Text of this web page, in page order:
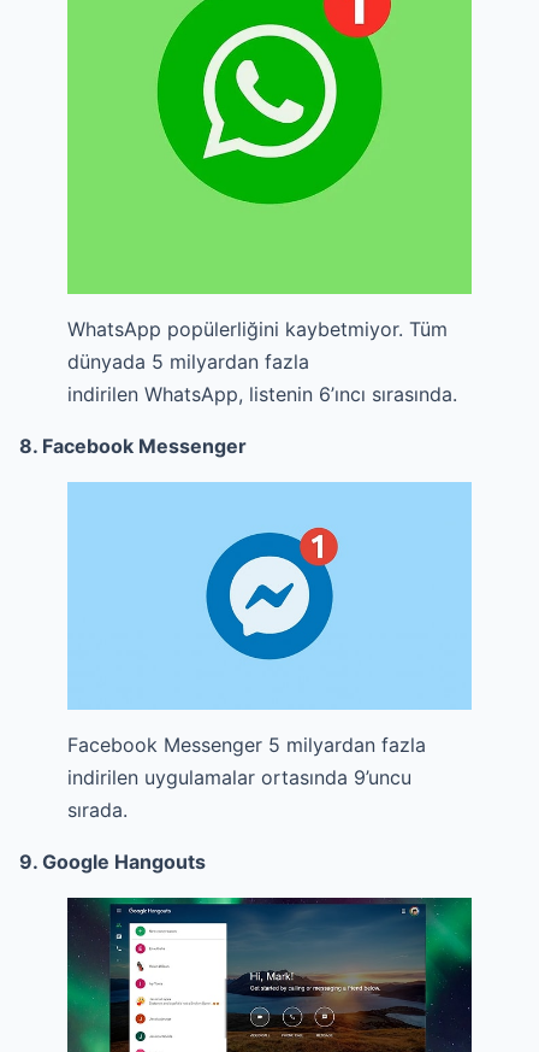
WhatsApp popülerliğini kaybetmiyor. Tüm
dünyada 5 milyardan fazla
indirilen WhatsApp, listenin 6’ıncı sırasında.
8. Facebook Messenger
Facebook Messenger 5 milyardan fazla
indirilen uygulamalar ortasında 9’uncu
sırada.
9. Google Hangouts